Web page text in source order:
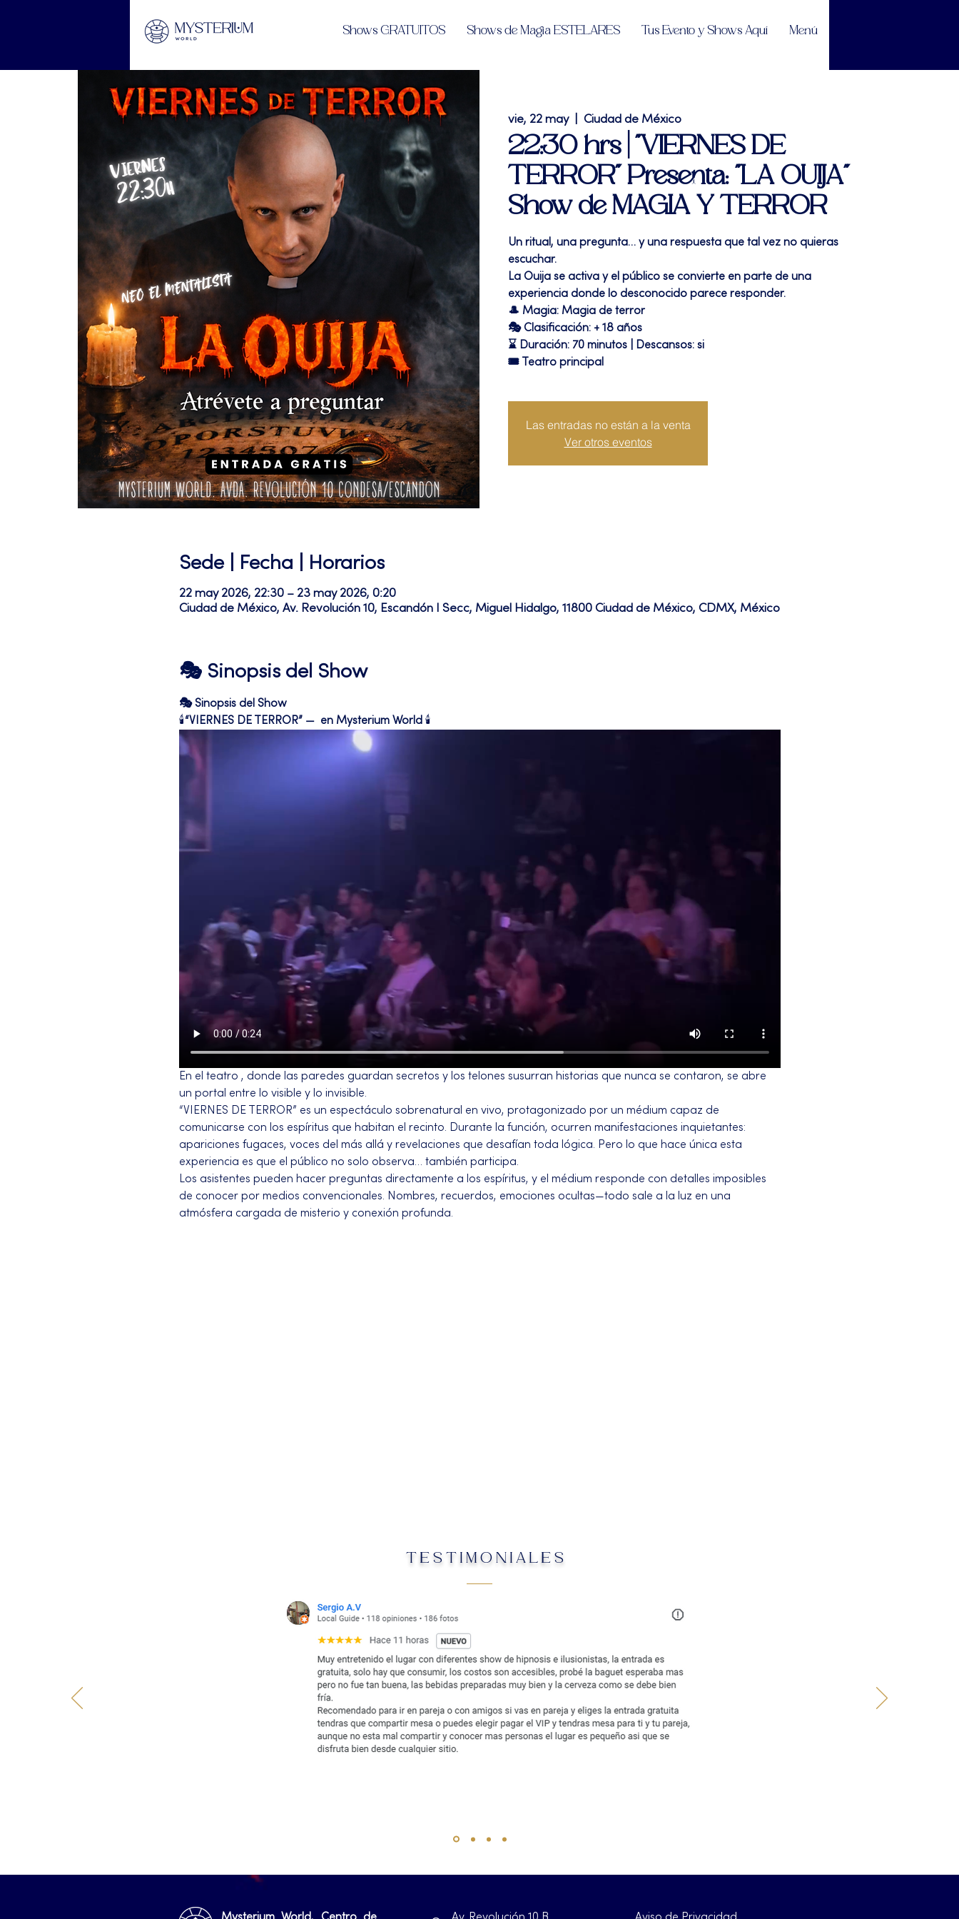
Shows GRATUITOS Shows de Magia ESTELARES Tus Evento y Shows Aquí Menú
vie, 22 may
  |
Ciudad de México
22:30 hrs | "VIERNES DE
TERROR" Presenta: "LA OUIJA"
Show de MAGIA Y TERROR
Un ritual, una pregunta… y una respuesta que tal vez no quieras
escuchar.
La Ouija se activa y el público se convierte en parte de una
experiencia donde lo desconocido parece responder.
🎩 Magia: Magia de terror
🎭 Clasificación: + 18 años
⌛ Duración: 70 minutos | Descansos: si
🎟 Teatro principal
Las entradas no están a la venta
Ver otros eventos
Sede | Fecha | Horarios
22 may 2026, 22:30 – 23 may 2026, 0:20
Ciudad de México, Av. Revolución 10, Escandón I Secc, Miguel Hidalgo, 11800 Ciudad de México, CDMX, México
🎭 Sinopsis del Show
🎭 Sinopsis del Show
🕯️“VIERNES DE TERROR” —  en Mysterium World 🕯️
En el teatro , donde las paredes guardan secretos y los telones susurran historias que nunca se contaron, se abre
un portal entre lo visible y lo invisible.
“VIERNES DE TERROR” es un espectáculo sobrenatural en vivo, protagonizado por un médium capaz de
comunicarse con los espíritus que habitan el recinto. Durante la función, ocurren manifestaciones inquietantes:
apariciones fugaces, voces del más allá y revelaciones que desafían toda lógica. Pero lo que hace única esta
experiencia es que el público no solo observa… también participa.
Los asistentes pueden hacer preguntas directamente a los espíritus, y el médium responde con detalles imposibles
de conocer por medios convencionales. Nombres, recuerdos, emociones ocultas—todo sale a la luz en una
atmósfera cargada de misterio y conexión profunda.
TESTIMONIALES